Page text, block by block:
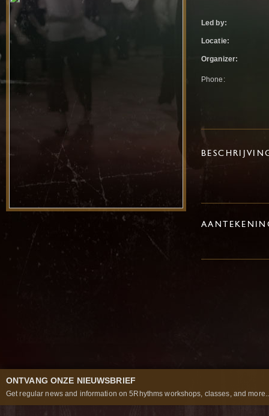
Led by:
Locatie:
Organizer:
Phone:
ONTVANG ONZE NIEUWSBRIEF
Get regular news and information on 5Rhythms workshops, classes, and